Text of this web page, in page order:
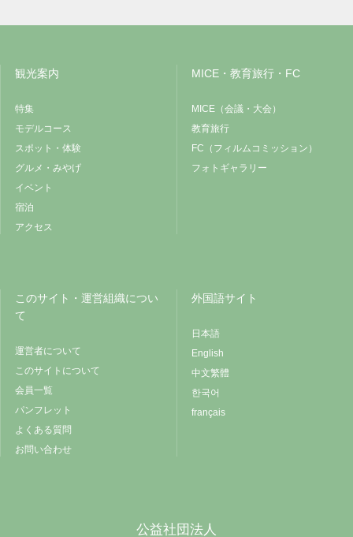
観光案内
特集
モデルコース
スポット・体験
グルメ・みやげ
イベント
宿泊
アクセス
MICE・教育旅行・FC
MICE（会議・大会）
教育旅行
FC（フィルムコミッション）
フォトギャラリー
このサイト・運営組織につい
て
運営者について
このサイトについて
会員一覧
パンフレット
よくある質問
お問い合わせ
外国語サイト
日本語
English
中文繁體
한국어
français
公益社団法人